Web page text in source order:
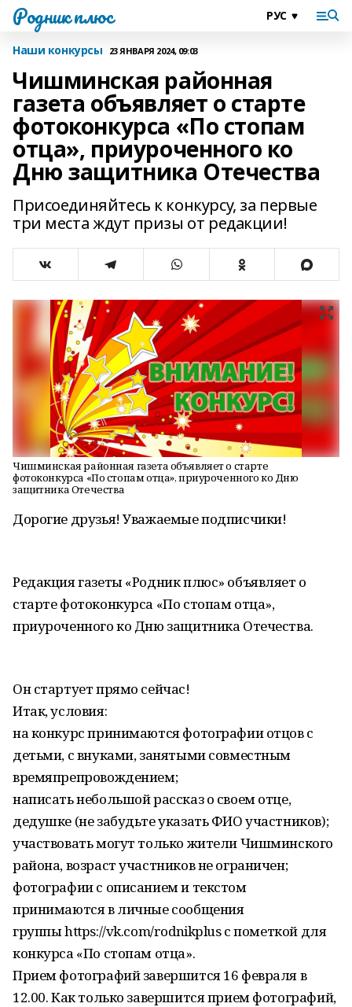
Родник плюс
Наши конкурсы 23 ЯНВАРЯ 2024, 09:03
Чишминская районная
газета объявляет о старте
фотоконкурса «По стопам
отца», приуроченного ко
Дню защитника Отечества
Присоединяйтесь к конкурсу, за первые
три места ждут призы от редакции!
Чишминская районная газета объявляет о старте
фотоконкурса «По стопам отца», приуроченного ко Дню
защитника Отечества
Дорогие друзья! Уважаемые подписчики!
Редакция газеты «Родник плюс» объявляет о
старте фотоконкурса «По стопам отца»,
приуроченного ко Дню защитника Отечества.
Он стартует прямо сейчас!
Итак, условия:
на конкурс принимаются фотографии отцов с
детьми, с внуками, занятыми совместным
времяпрепровождением;
написать небольшой рассказ о своем отце,
дедушке (не забудьте указать ФИО участников);
участвовать могут только жители Чишминского
района, возраст участников не ограничен;
фотографии с описанием и текстом
принимаются в личные сообщения
группы https://vk.com/rodnikplus с пометкой для
конкурса «По стопам отца».
Прием фотографий завершится 16 февраля в
12.00. Как только завершится прием фотографий,